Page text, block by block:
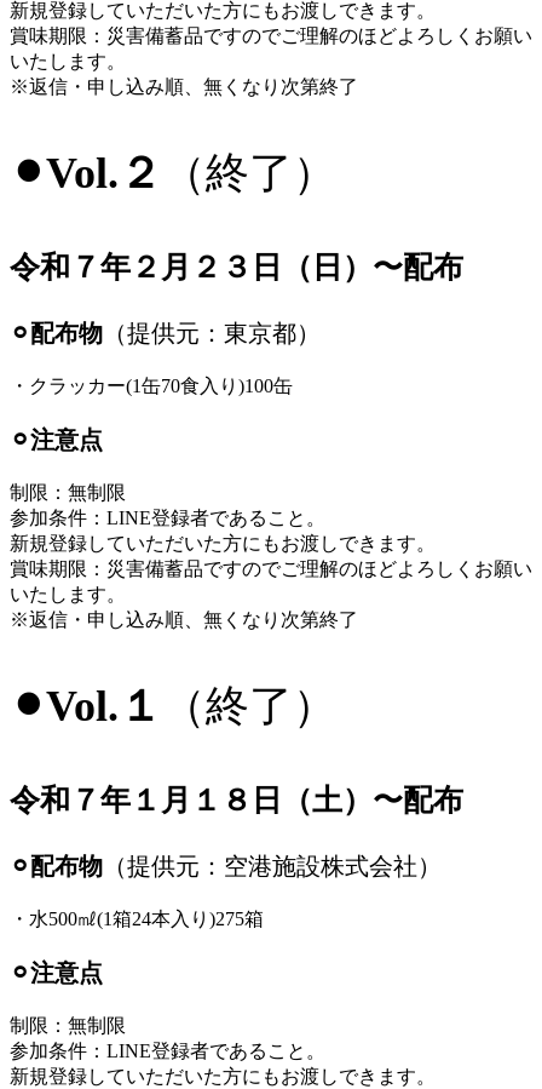
新規登録していただいた方にもお渡しできます。
賞味期限：災害備蓄品ですのでご理解のほどよろしくお願い
いたします。
※返信・申し込み順、無くなり次第終了
⚫︎Vol.２ （終了）
令和７年２月２３日（日）〜配布
⚪︎配布物 （提供元：東京都）
・クラッカー(1缶70食入り)100缶
⚪︎注意点
制限：無制限
参加条件：LINE登録者であること。
新規登録していただいた方にもお渡しできます。
賞味期限：災害備蓄品ですのでご理解のほどよろしくお願い
いたします。
※返信・申し込み順、無くなり次第終了
⚫︎Vol.１ （終了）
令和７年１月１８日（土）〜配布
⚪︎配布物 （提供元：空港施設株式会社）
・水500㎖(1箱24本入り)275箱
⚪︎注意点
制限：無制限
参加条件：LINE登録者であること。
新規登録していただいた方にもお渡しできます。